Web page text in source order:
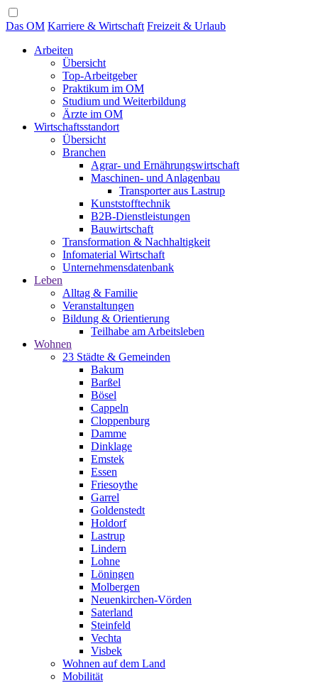
Das OM Karriere & Wirtschaft Freizeit & Urlaub
Arbeiten
Übersicht
Top-Arbeitgeber
Praktikum im OM
Studium und Weiterbildung
Ärzte im OM
Wirtschaftsstandort
Übersicht
Branchen
Agrar- und Ernährungswirtschaft
Maschinen- und Anlagenbau
Transporter aus Lastrup
Kunststofftechnik
B2B-Dienstleistungen
Bauwirtschaft
Transformation & Nachhaltigkeit
Infomaterial Wirtschaft
Unternehmensdatenbank
Leben
Alltag & Familie
Veranstaltungen
Bildung & Orientierung
Teilhabe am Arbeitsleben
Wohnen
23 Städte & Gemeinden
Bakum
Barßel
Bösel
Cappeln
Cloppenburg
Damme
Dinklage
Emstek
Essen
Friesoythe
Garrel
Goldenstedt
Holdorf
Lastrup
Lindern
Lohne
Löningen
Molbergen
Neuenkirchen-Vörden
Saterland
Steinfeld
Vechta
Visbek
Wohnen auf dem Land
Mobilität